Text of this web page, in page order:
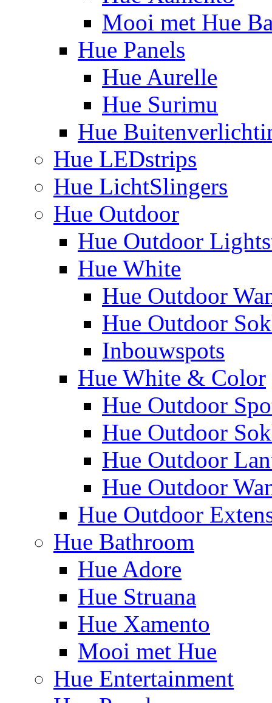
Mooi met Hue
Hue Panels
Hue Aurelle
Hue Surimu
Hue
Hue LEDstrips
Hue LichtSlingers
Hue Outdoor
Hue Outdoor
Hue White
Hue Outdoor
Hue Outdoor
Inbouwspots
Hue White & Color
Hue Outdoor
Hue Outdoor
Hue Outdoor
Hue Outdoor
Hue Outdoor
Hue Bathroom
Hue Adore
Hue Struana
Hue Xamento
Mooi met Hue
Hue Entertainment